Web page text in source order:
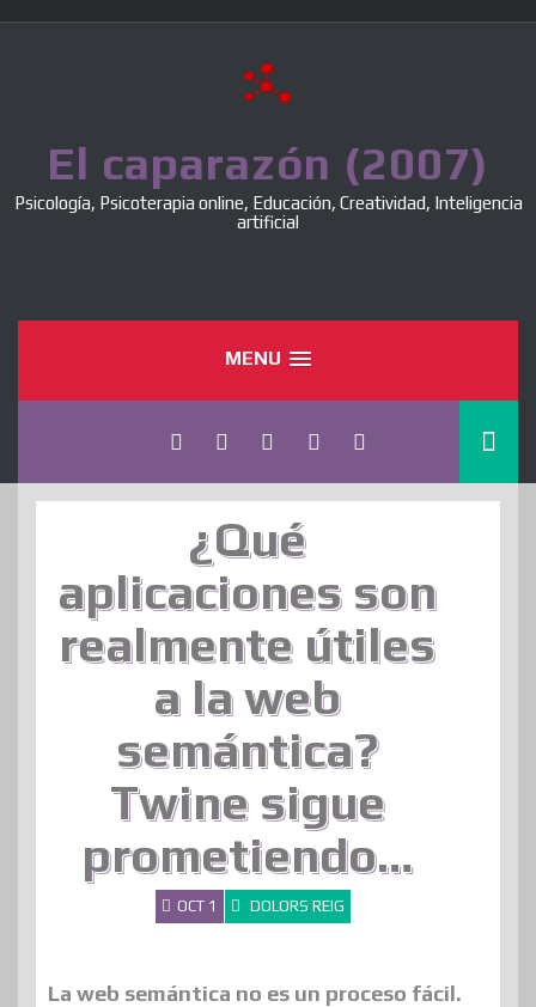
El caparazón (2007)
Psicología, Psicoterapia online, Educación, Creatividad, Inteligencia
artificial
MENU
¿Qué
aplicaciones son
realmente útiles
a la web
semántica?
Twine sigue
prometiendo…
OCT 1 DOLORS REIG
La web semántica no es un proceso fácil.